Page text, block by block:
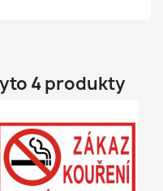
4 produkty